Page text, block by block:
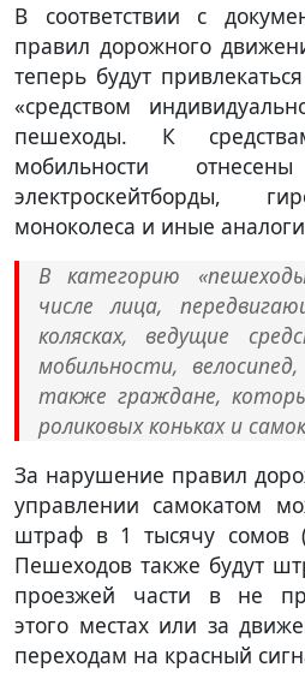
В соответствии с
правил дорожного
теперь будут
«средством
пешеходы. К
мобильности отнесены
электроскейтборды,
моноколеса и иные
В категорию
числе лица,
колясках, ведущие
мобильности,
также граждане,
роликовых коньках и
За нарушение правил
управлении самокатом
штраф в 1 тысячу сомов
Пешеходов также будут
проезжей части в не
этого местах или за
переходам на красный